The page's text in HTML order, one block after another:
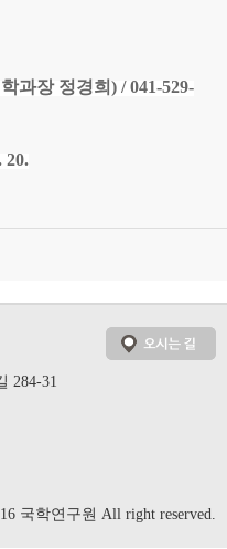
과장 정경희) / 041-529-
20.
284-31
국학연구원 All right reserved.